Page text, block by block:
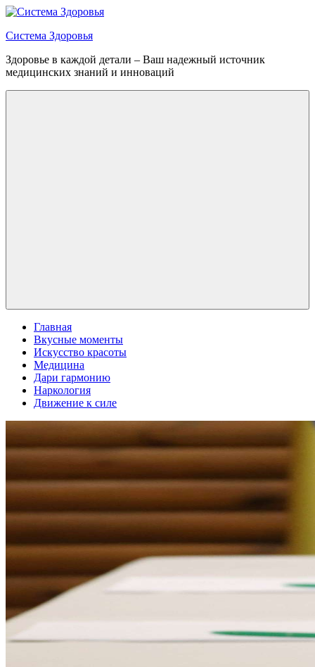
Перейти
содержимому
Система Здоровья
Здоровье в каждой детали – Ваш надежный источник
медицинских знаний и инноваций
Главная
Вкусные моменты
Искусство красоты
Медицина
Дари гармонию
Наркология
Движение к силе